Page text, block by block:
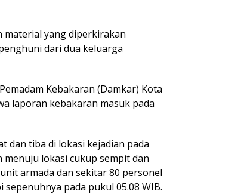
material yang diperkirakan
dari dua keluarga
Kebakaran (Damkar) Kota
laporan kebakaran masuk pada
dan tiba di lokasi kejadian pada
menuju lokasi cukup sempit dan
armada dan sekitar 80 personel
pada pukul 05.08 WIB.